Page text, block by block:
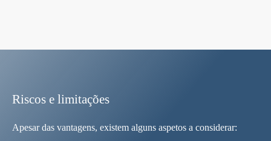
Riscos e limitações
Apesar das vantagens, existem alguns aspetos a considerar: